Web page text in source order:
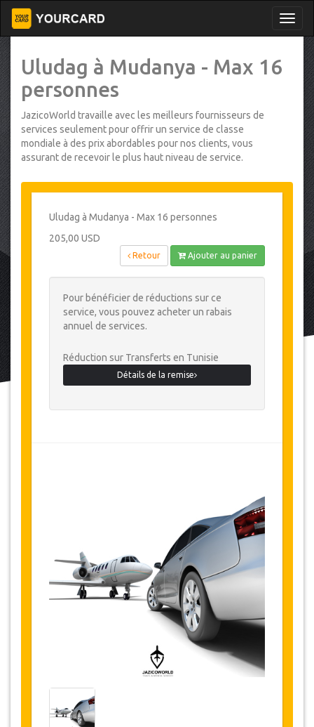
Uludag à Mudanya - Max 16
personnes
JazicoWorld travaille avec les meilleurs fournisseurs de
services seulement pour offrir un service de classe
mondiale à des prix abordables pour nos clients, vous
assurant de recevoir le plus haut niveau de service.
Uludag à Mudanya - Max 16 personnes
205,00 USD
Retour Ajouter au panier
Pour bénéficier de réductions sur ce
service, vous pouvez acheter un rabais
annuel de services.
Réduction sur Transferts en Tunisie
Détails de la remise